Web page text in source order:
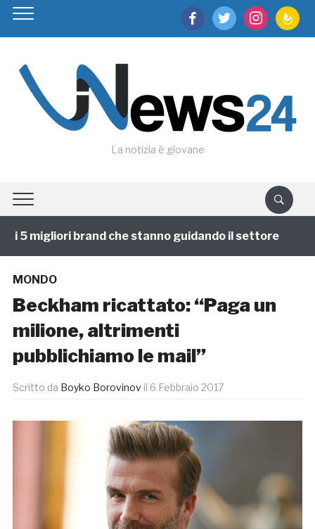
facebooktwitter instagram
La notizia è giovane
migliori brand che stanno guidando il settore
MONDO
Beckham ricattato: “Paga un
milione, altrimenti
pubblichiamo le mail”
Scritto da Boyko Borovinov il 6 Febbraio 2017